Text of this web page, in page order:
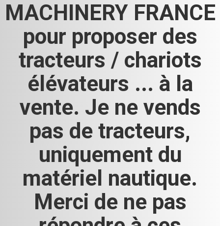
MACHINERY FRANCE
pour proposer des
tracteurs / chariots
élévateurs ... à la
vente. Je ne vends
pas de tracteurs,
uniquement du
matériel nautique.
Merci de ne pas